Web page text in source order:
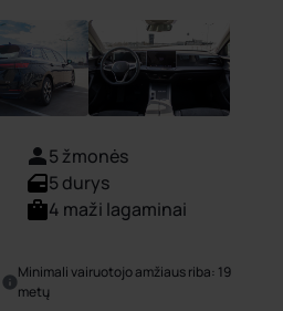
5 žmonės
5 durys
4 maži lagaminai
Minimali vairuotojo amžiaus riba: 19
metų